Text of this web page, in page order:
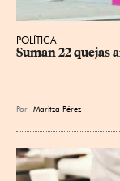
POLÍTICA
Suman 22 quejas
Por Maritza Pérez